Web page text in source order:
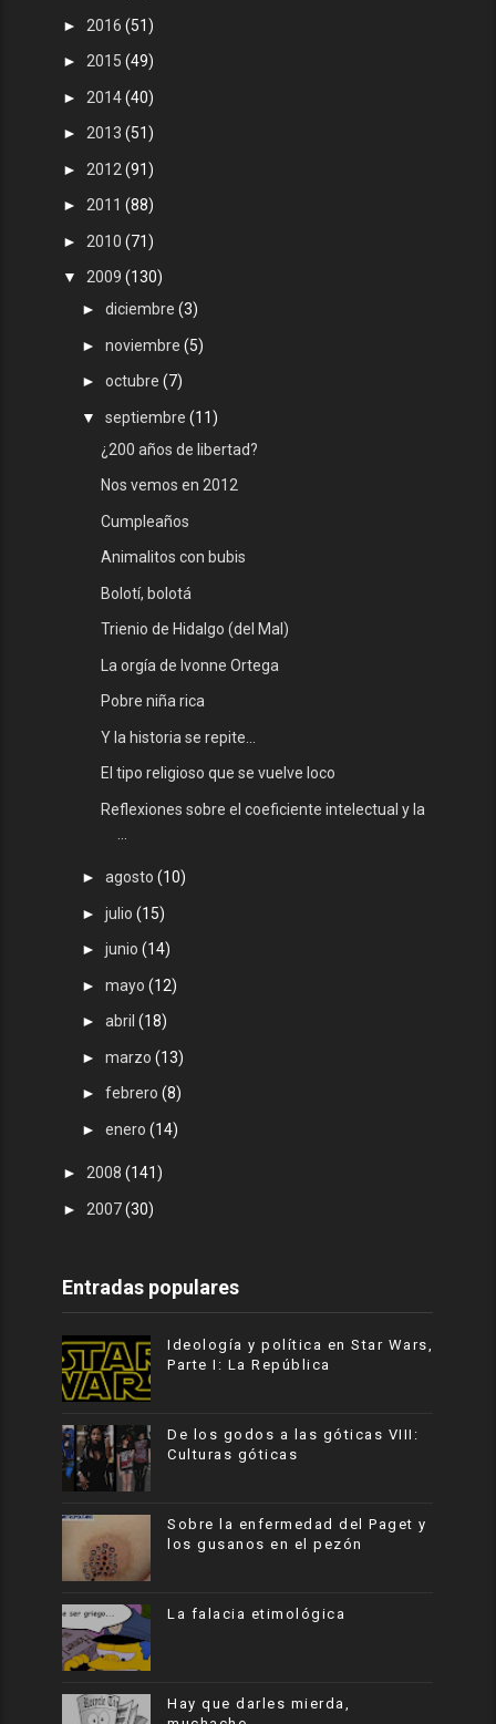
► 2016(51)
►2015(49)
► 2014(40)
►2013(51)
► 2012(91)
►2011(88)
► 2010(71)
▼2009(130)
►diciembre(3)
►noviembre(5)
►octubre(7)
▼septiembre(11)
¿200 años de libertad?
Nos vemos en 2012
Cumpleaños
Animalitos con bubis
Bolotí, bolotá
Trienio de Hidalgo (del Mal)
La orgía de Ivonne Ortega
Pobre niña rica
Y la historia se repite...
El tipo religioso que se vuelve loco
Reflexiones sobre el coeficiente intelectual y la
►agosto(10)
►julio(15)
►junio(14)
►mayo(12)
►abril(18)
►marzo(13)
►febrero(8)
►enero(14)
►2008(141)
► 2007(30)
Entradas populares
Ideología y política en Star Wars,
Parte I: La República
De los godos a las góticas VIII:
Culturas góticas
Sobre la enfermedad del Paget y
los gusanos en el pezón
La falacia etimológica
Hay que darles mierda,